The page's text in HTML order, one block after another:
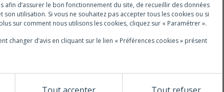
afin d’assurer le bon fonctionnement du site, de recueillir des données
son utilisation. Si vous ne souhaitez pas accepter tous les cookies ou si
sur comment nous utilisons les cookies, cliquez sur « Paramétrer ».
changer d’avis en cliquant sur le lien « Préférences cookies » présent